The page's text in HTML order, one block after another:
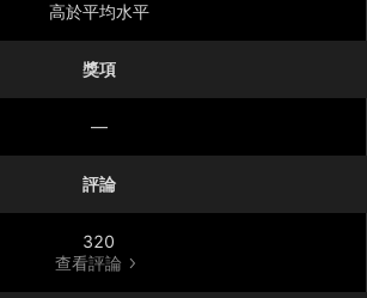
高於平均水平
獎項
—
評論
320
查看評論